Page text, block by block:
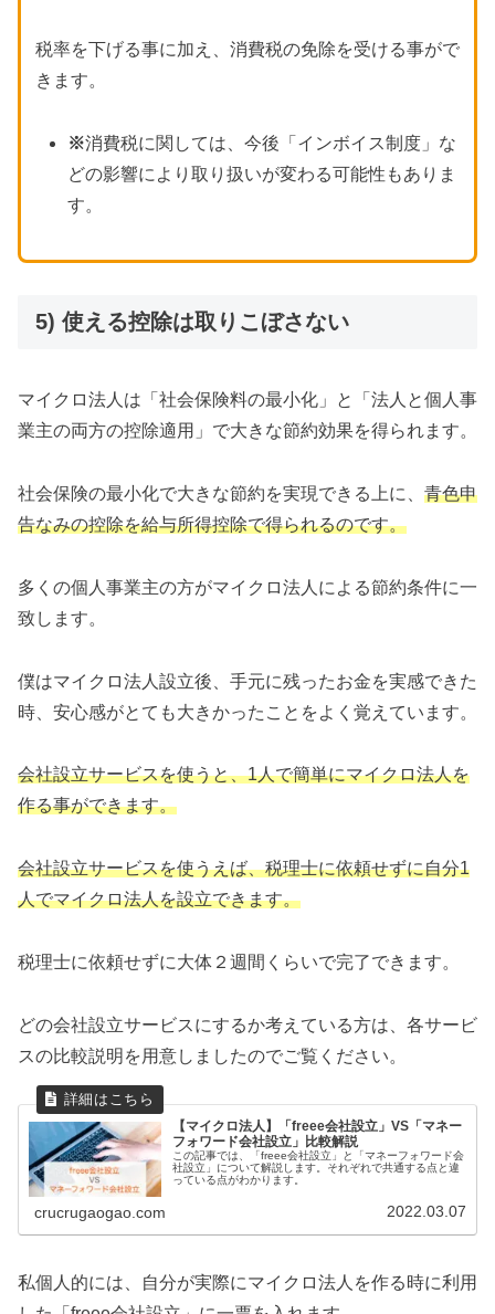
税率を下げる事に加え、消費税の免除を受ける事がで
きます。
※消費税に関しては、今後「インボイス制度」な
どの影響により取り扱いが変わる可能性もありま
す。
5) 使える控除は取りこぼさない
マイクロ法人は「社会保険料の最小化」と「法人と個人事
業主の両方の控除適用」で大きな節約効果を得られます。
社会保険の最小化で大きな節約を実現できる上に、 青色申
告なみの控除を給与所得控除で得られるのです。
多くの個人事業主の方がマイクロ法人による節約条件に一
致します。
僕はマイクロ法人設立後、手元に残ったお金を実感できた
時、安心感がとても大きかったことをよく覚えています。
会社設立サービスを使うと、1人で簡単にマイクロ法人を
作る事ができます。
会社設立サービスを使うえば、税理士に依頼せずに自分1
人でマイクロ法人を設立できます。
税理士に依頼せずに大体２週間くらいで完了できます。
どの会社設立サービスにするか考えている方は、各サービ
スの比較説明を用意しましたのでご覧ください。
【マイクロ法人】「freee会社設立」VS「マネー
フォワード会社設立」比較解説
この記事では、「freee会社設立」と「マネーフォワード会
社設立」について解説します。それぞれで共通する点と違
っている点がわかります。
crucrugaogao.com 2022.03.07
私個人的には、自分が実際にマイクロ法人を作る時に利用